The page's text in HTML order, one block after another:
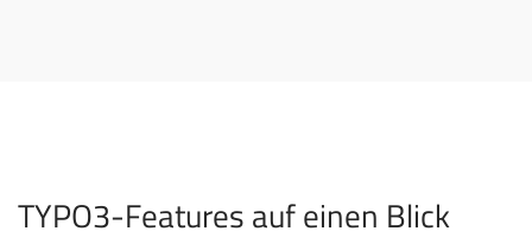
TYPO3-Features auf einen Blick